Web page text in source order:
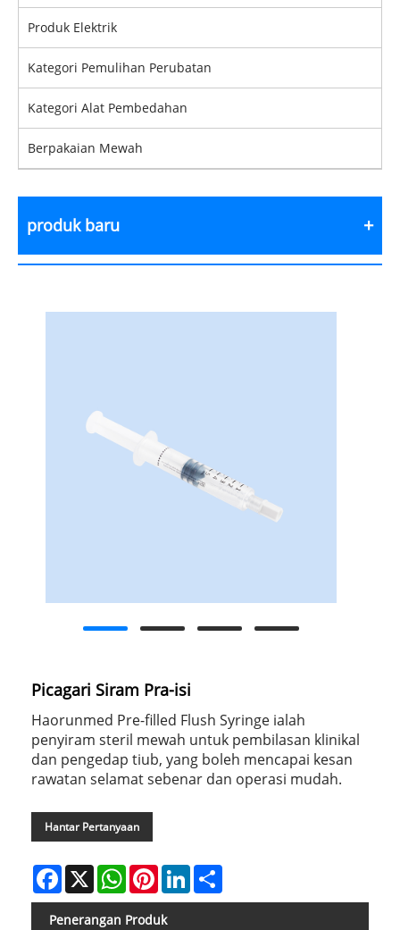
Produk Elektrik
Kategori Pemulihan Perubatan
Kategori Alat Pembedahan
Berpakaian Mewah
produk baru
Picagari Siram Pra-isi
Haorunmed Pre-filled Flush Syringe ialah
penyiram steril mewah untuk pembilasan klinikal
dan pengedap tiub, yang boleh mencapai kesan
rawatan selamat sebenar dan operasi mudah.
Hantar Pertanyaan
Facebook
X WhatsAppPinterestLinkedIn
Penerangan Produk